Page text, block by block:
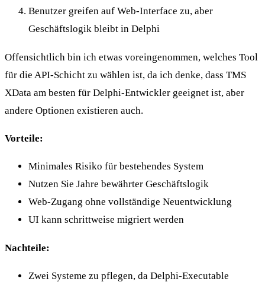
Benutzer greifen auf Web-Interface zu, aber
Geschäftslogik bleibt in Delphi
Offensichtlich bin ich etwas voreingenommen, welches Tool
für die API-Schicht zu wählen ist, da ich denke, dass TMS
XData am besten für Delphi-Entwickler geeignet ist, aber
andere Optionen existieren auch.
Vorteile:
Minimales Risiko für bestehendes System
Nutzen Sie Jahre bewährter Geschäftslogik
Web-Zugang ohne vollständige Neuentwicklung
UI kann schrittweise migriert werden
Nachteile:
Zwei Systeme zu pflegen, da Delphi-Executable